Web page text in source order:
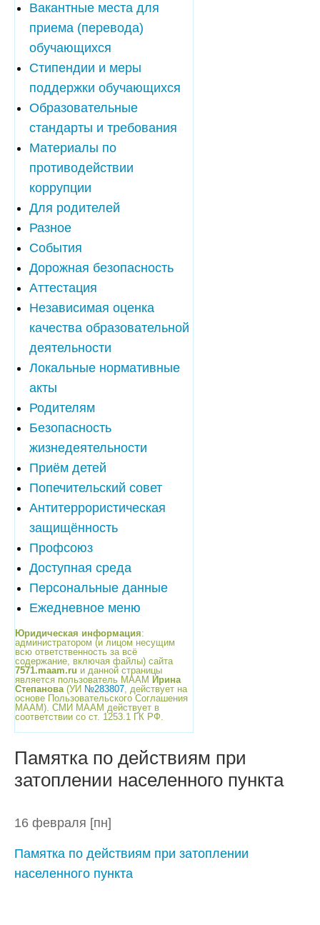
Вакантные места для
приема (перевода)
обучающихся
Стипендии и меры
поддержки обучающихся
Образовательные
стандарты и требования
Материалы по
противодействии
коррупции
Для родителей
Разное
События
Дорожная безопасность
Аттестация
Независимая оценка
качества образовательной
деятельности
Локальные нормативные
акты
Родителям
Безопасность
жизнедеятельности
Приём детей
Попечительский совет
Антитеррористическая
защищённость
Профсоюз
Доступная среда
Персональные данные
Ежедневное меню
Юридическая информация:
администратором (и лицом несущим
всю ответственность за всё
содержание, включая файлы) сайта
7571.maam.ru и данной страницы
является пользователь МААМ Ирина
Степанова(УИ №283807, действует на
основе Пользовательского Соглашения
МААМ). СМИ МААМ действует в
соответствии со ст. 1253.1 ГК РФ.
Памятка по действиям при
затоплении населенного пункта
16 февраля [пн]
Памятка по действиям при затоплении
населенного пункта